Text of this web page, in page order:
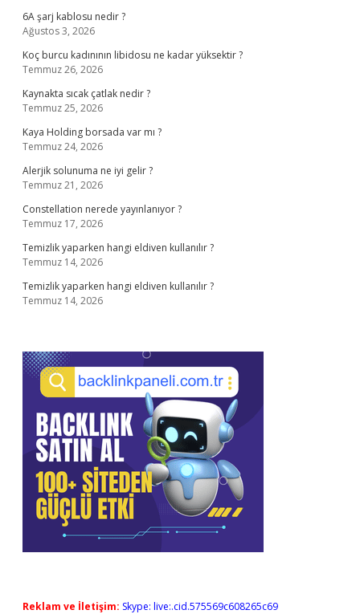
6A şarj kablosu nedir ?
Ağustos 3, 2026
Koç burcu kadınının libidosu ne kadar yüksektir ?
Temmuz 26, 2026
Kaynakta sıcak çatlak nedir ?
Temmuz 25, 2026
Kaya Holding borsada var mı ?
Temmuz 24, 2026
Alerjik solunuma ne iyi gelir ?
Temmuz 21, 2026
Constellation nerede yayınlanıyor ?
Temmuz 17, 2026
Temizlik yaparken hangi eldiven kullanılır ?
Temmuz 14, 2026
Temizlik yaparken hangi eldiven kullanılır ?
Temmuz 14, 2026
Reklam ve İletişim: Skype: live:.cid.575569c608265c69